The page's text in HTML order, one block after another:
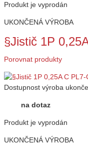
Produkt je vyprodán
UKONČENÁ VÝROBA
§Jistič 1P
Porovnat produkty
Dostupnost výroba
na dotaz
Produkt je vyprodán
UKONČENÁ VÝROBA